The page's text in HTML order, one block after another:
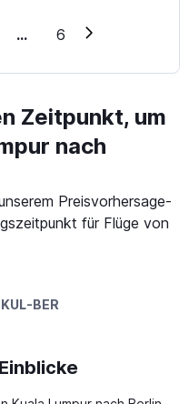
... 6
Zeitpunkt, um
nach
Preisvorhersage-
für Flüge von
KUL-BER